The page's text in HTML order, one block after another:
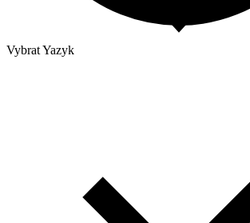
Vybrat Yazyk